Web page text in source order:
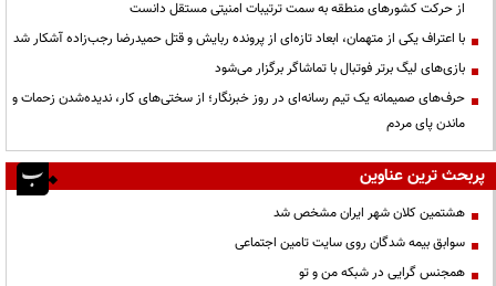
از حرکت کشورهای منطقه به سمت ترتیبات امنیتی مستقل دانست
با اعتراف یکی از متهمان، ابعاد تازه‌ای از پرونده ربایش و قتل حمیدرضا رجب‌زاده آشکار شد
بازی‌های لیگ برتر فوتبال با تماشاگر برگزار می‌شود
حرف‌های صمیمانه یک تیم رسانه‌ای در روز خبرنگار؛ از سختی‌های کار، ندیده‌شدن زحمات و
ماندن پای مردم
پربحث ترین عناوین
هشتمین کلان شهر ایران مشخص شد
سوابق بیمه شدگان روی سایت تامین اجتماعی
همجنس گرایی در شبکه من و تو